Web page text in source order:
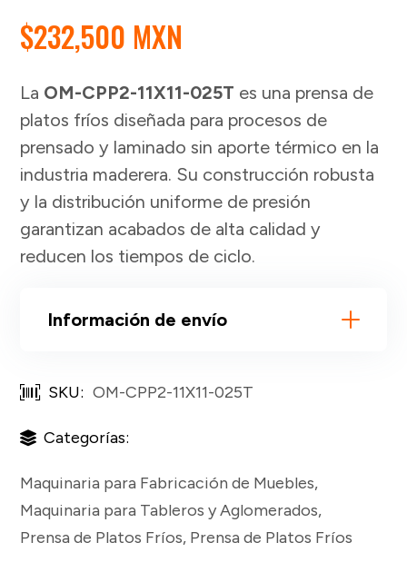
$232,500 MXN
La OM-CPP2-11X11-025T es una prensa de
platos fríos diseñada para procesos de
prensado y laminado sin aporte térmico en la
industria maderera. Su construcción robusta
y la distribución uniforme de presión
garantizan acabados de alta calidad y
reducen los tiempos de ciclo.
Información de envío
SKU: OM-CPP2-11X11-025T
Categorías:
Maquinaria para Fabricación de Muebles,
Maquinaria para Tableros y Aglomerados,
Prensa de Platos Fríos, Prensa de Platos Fríos